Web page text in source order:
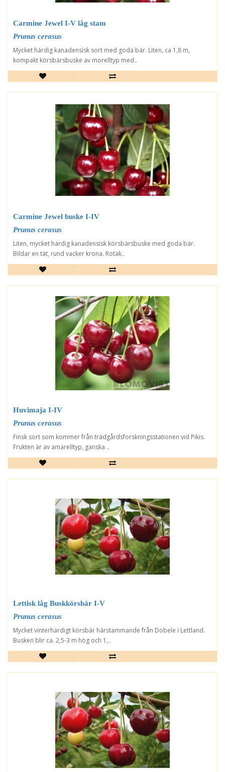
Carmine Jewel I-V låg stam
Prunus cerasus
Mycket härdig kanadensisk sort med goda bär. Liten, ca 1,8 m,
kompakt körsbärsbuske av morelltyp med..
Carmine Jewel buske I-IV
Prunus cerasus
Liten, mycket härdig kanadensisk körsbärsbuske med goda bär.
Bildar en tät, rund vacker krona. Rotäk..
Huvimaja I-IV
Prunus cerasus
Finsk sort som kommer från trädgårdsforskningsstationen vid Pikis.
Frukten är av amarelltyp, ganska ..
Lettisk låg Buskkörsbär I-V
Prunus cerasus
Mycket vinterhärdigt körsbär härstammande från Dobele i Lettland.
Busken blir ca. 2,5-3 m hög och 1,..